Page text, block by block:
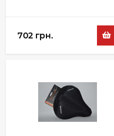
702 грн.